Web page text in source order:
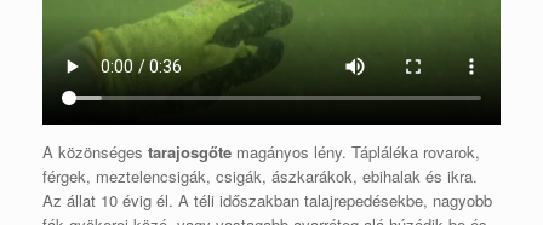
A közönséges tarajosgőte magányos lény. Tápláléka rovarok,
férgek, meztelencsigák, csigák, ászkarákok, ebihalak és ikra.
Az állat 10 évig él. A téli időszakban talajrepedésekbe, nagyobb